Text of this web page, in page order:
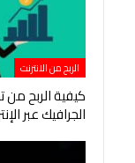
الربح من الانترنت
كيفية الربح
الجرافيك عبر